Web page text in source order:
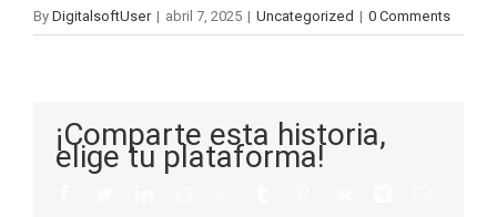
By DigitalsoftUser | abril 7, 2025 | Uncategorized | 0 Comments
¡Comparte esta historia,
elige tu plataforma!